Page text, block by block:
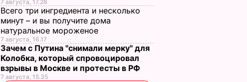
7 августа, 17.28
Всего три ингредиента и несколько
минут – и вы получите дома
натуральное мороженое
7 августа, 16.17
Зачем с Путина "снимали мерку" для
Колобка, который спровоцировал
взрывы в Москве и протесты в РФ
7 августа, 15.35